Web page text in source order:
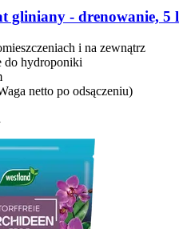
gliniany -​ drenowanie, 5 l
i na zewnątrz
do hydroponiki
netto po odsączeniu)